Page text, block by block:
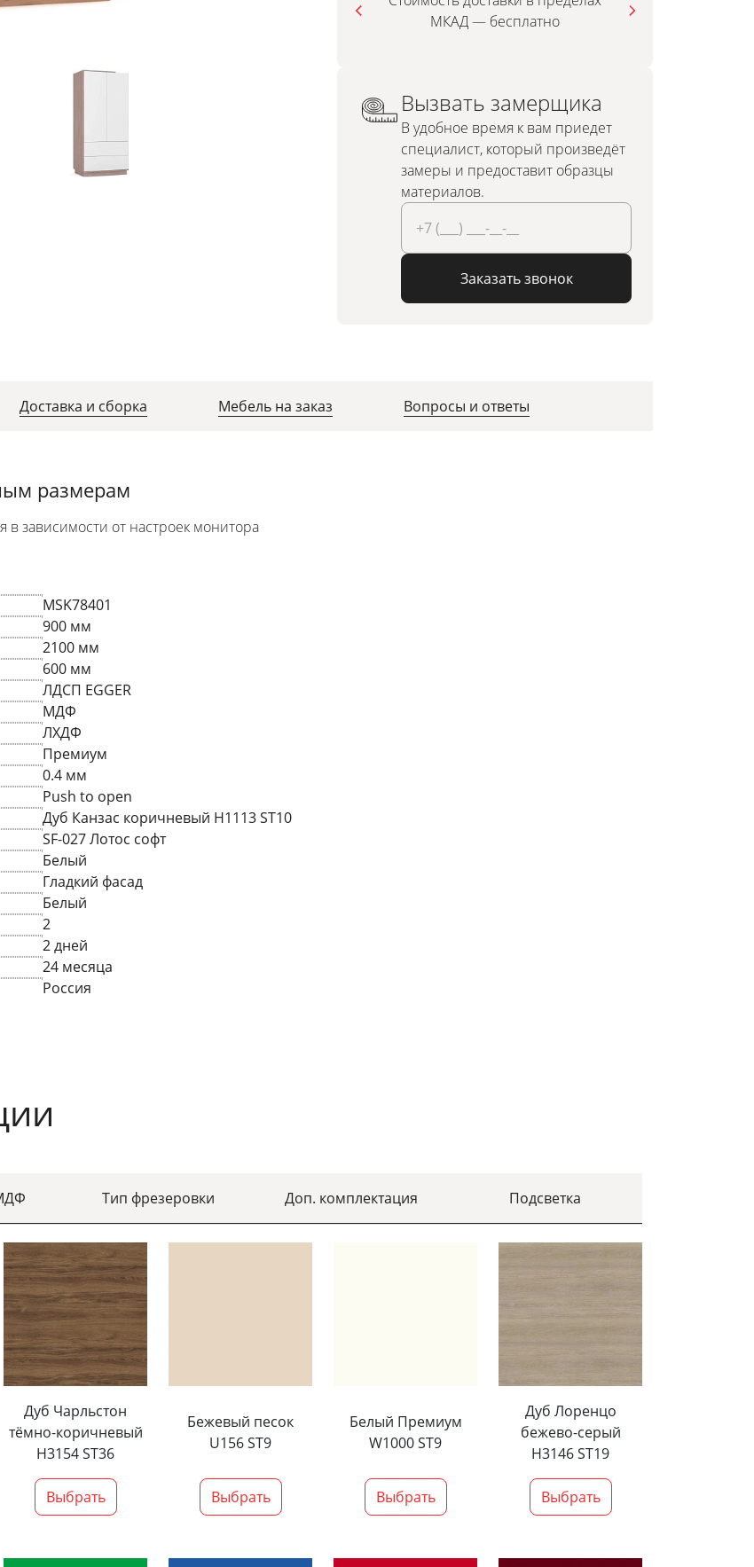
МКАД — бесплатно
Вызвать замерщика
В удобное время к вам приедет
специалист, который произведёт
замеры и предоставит образцы
материалов.
Заказать звонок
Доставка и сборка Мебель на заказ Вопросы и ответы
размерам
зависимости от настроек монитора
MSK78401
900 мм
2100 мм
600 мм
ЛДСП EGGER
МДФ
ЛХДФ
Премиум
0.4 мм
Push to open
Дуб Канзас коричневый H1113 ST10
SF-027 Лотос софт
Белый
Гладкий фасад
Белый
2
2 дней
24 месяца
Россия
Тип фрезеровки Доп. комплектация Подсветка
Дуб Чарльстон
тёмно-коричневый
H3154 ST36
Выбрать
Бежевый песок
U156 ST9
Выбрать
Белый Премиум
W1000 ST9
Выбрать
Дуб Лоренцо
бежево-серый
H3146 ST19
Выбрать